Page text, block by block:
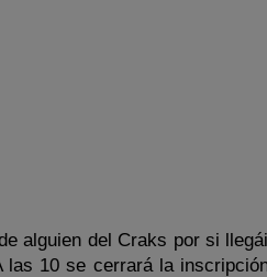
alguien del Craks por si
10 se cerrará la